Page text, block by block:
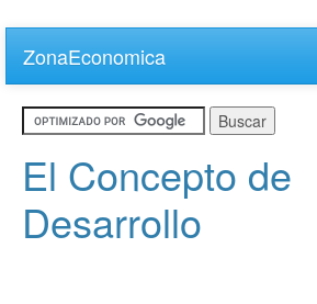
main
content
ZonaEconomica
El Concepto de
Desarrollo